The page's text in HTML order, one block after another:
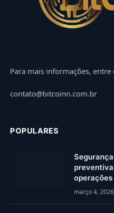
Para mais informações, entre
contato@bitcoinn.com.br
POPULARES
março 4, 2026